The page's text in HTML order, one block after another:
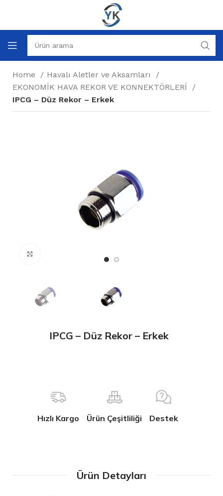
Home
Havalı Aletler ve Aksamları
EKONOMİK HAVA REKOR VE KONNEKTÖRLERİ
IPCG – Düz Rekor – Erkek
IPCG – Düz Rekor – Erkek
Hızlı Kargo Ürün Çeşitliliği Destek
Ürün Detayları